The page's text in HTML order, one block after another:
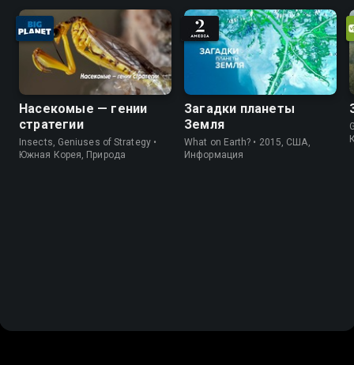
Насекомые — гении
стратегии
Insects, Geniuses of Strategy •
Южная Корея, Природа
Загадки планеты
Земля
What on Earth? • 2015, США,
Информация